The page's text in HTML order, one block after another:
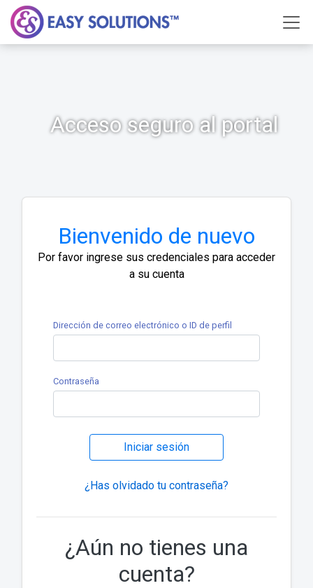
Acceso seguro al portal
Bienvenido de nuevo
Por favor ingrese sus credenciales para acceder
a su cuenta
Dirección de correo electrónico o ID de perfil
Contraseña
Iniciar sesión
¿Has olvidado tu contraseña?
¿Aún no tienes una
cuenta?